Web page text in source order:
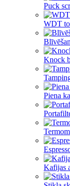
Puck
WDT
Knock
Piena
Kafijas